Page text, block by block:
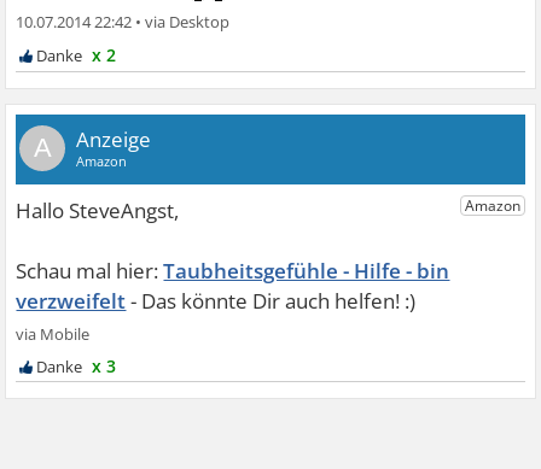
10.07.2014 22:42 •
x 2
A
Taubheitsgefühle - Hilfe - bin
verzweifelt
x 3